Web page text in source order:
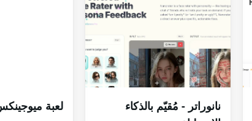
نانوراتر - مُقيّم بالذكاء
لعبة